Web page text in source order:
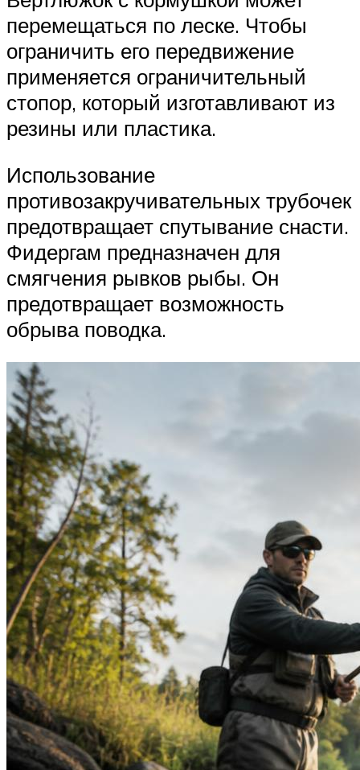
перемещаться по леске. Чтобы
ограничить его передвижение
применяется ограничительный
стопор, который изготавливают из
резины или пластика.
Использование
противозакручивательных трубочек
предотвращает спутывание снасти.
Фидергам предназначен для
смягчения рывков рыбы. Он
предотвращает возможность
обрыва поводка.